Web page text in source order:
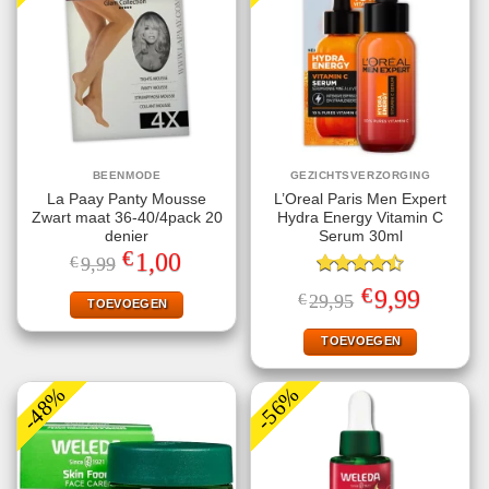
BEENMODE
La Paay Panty Mousse
Zwart maat 36-40/4pack 20
denier
€9,99 Oorspronkelijke
prijs
was:
€9,99.
€1,00
is:
€1,00.
TOEVOEGEN
GEZICHTSVERZORGING
L’Oreal Paris Men Expert
Hydra Energy Vitamin C
Serum 30ml
Gewaardeerd
4.50uit 5
€29,95 Oorspronkelijke
prijs
was:
€29,95.
€9,99Huidige
prijs
TOEVOEGEN
-48% -56%